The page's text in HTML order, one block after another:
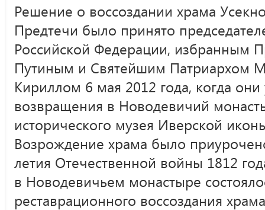
Решение о воссоздании храма
Предтечи было принято
Российской Федерации, избранным
Путиным и Святейшим Патриархом
Кириллом 6 мая 2012 года, когда
возвращения в Новодевичий
исторического музея Иверской
Возрождение храма было
летия Отечественной войны 1812
в Новодевичьем монастыре
реставрационного воссоздания